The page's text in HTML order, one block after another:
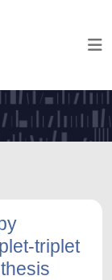
triplet